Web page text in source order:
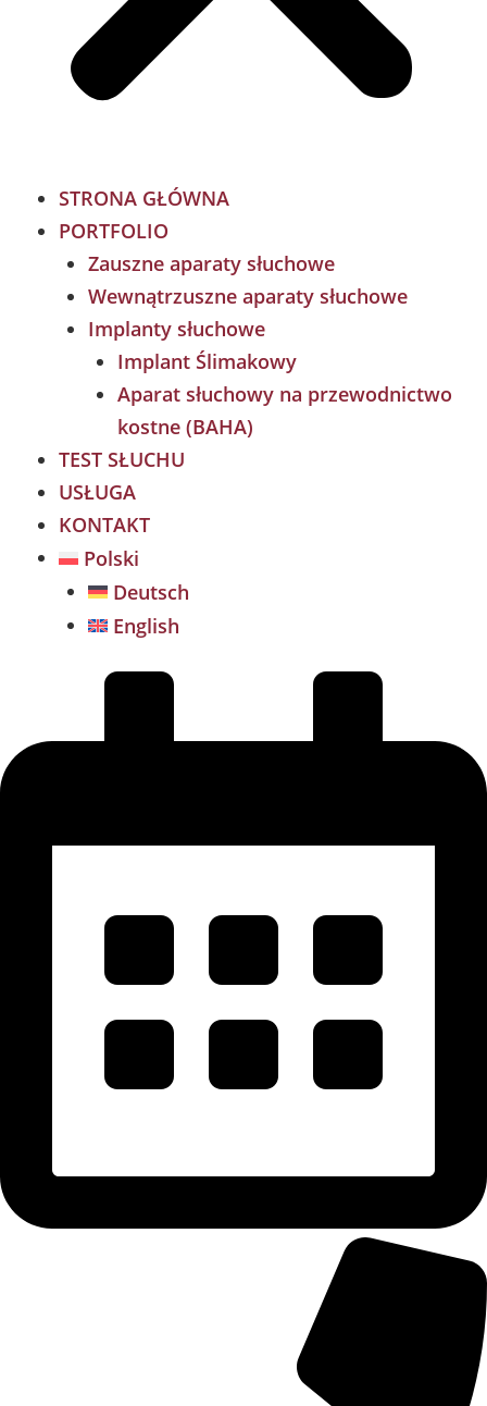
STRONA GŁÓWNA
PORTFOLIO
Zauszne aparaty słuchowe
Wewnątrzuszne aparaty słuchowe
Implanty słuchowe
Implant Ślimakowy
Aparat słuchowy na przewodnictwo
kostne (BAHA)
TEST SŁUCHU
USŁUGA
KONTAKT
Polski
Deutsch
English